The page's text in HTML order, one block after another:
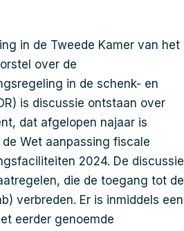
in de Tweede Kamer van het
over de
in de schenk- en
is discussie ontstaan over
dat afgelopen najaar is
Wet aanpassing fiscale
2024. De discussie
die de toegang tot de
verbreden. Er is inmiddels een
eerder genoemde